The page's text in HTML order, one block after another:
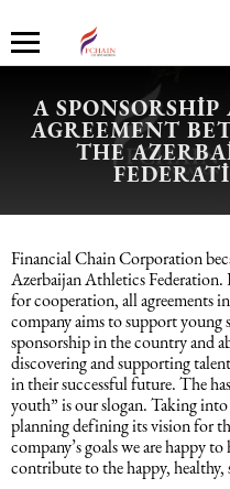
Haqqımızda
Karyera
Xəbərlər
Xidmətlər
Mühasibat xidmətləri
Audit xidmətləri
Uçotun bərpası
Məsləhət Xidmətləri
Maliyyə hesabatının
standartları
Hüquq xidmətləri və
Hüquq xidmətləri və konsaltinq
Kommersiya Hüquqi
Əmək hüququ
Beynəlxalq (özəl) hüquq
Azərbaycanda miqrasiya
İnsan Resursların uçotu
İnsan Resursların uçotu
Konsultasiya
Autsorsinq və autstaffinq
Rekrutinq xidmətləri
Employer Of Record
Marketinq xidmətləri
Marketinq xidmətləri
Satış xidmətləri
Ticarət marketinq xidmətləri
A
AGREEMENT
THE
Financial Chain Corporation
Azerbaijan Athletics
for cooperation, all agreements
company aims to support young
sponsorship in the country and
discovering and supporting
in their successful future. The
youth” is our slogan. Taking
planning defining its vision for
company’s goals we are happy
contribute to the happy,